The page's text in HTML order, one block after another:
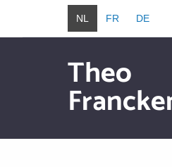
Overslaan en naar de inhoud gaan
NL FR DE
Theo